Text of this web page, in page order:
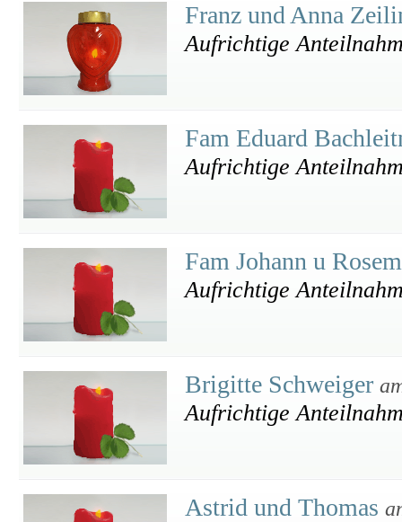
Franz und Anna
Aufrichtige
Fam Eduard
Aufrichtige
Fam Johann u
Aufrichtige
Brigitte Schweiger
Aufrichtige
Astrid und Thomas